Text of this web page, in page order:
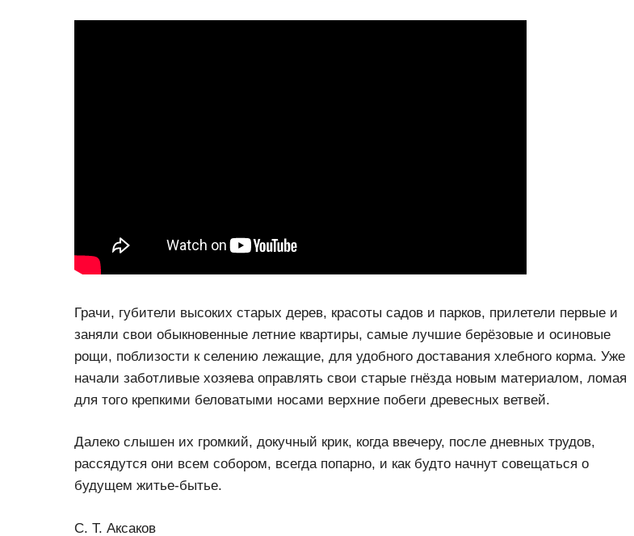
Грачи, губители высоких старых дерев, красоты садов и парков, прилетели первые и
заняли свои обыкновенные летние квартиры, самые лучшие берёзовые и осиновые
рощи, поблизости к селению лежащие, для удобного доставания хлебного корма. Уже
начали заботливые хозяева оправлять свои старые гнёзда новым материалом, ломая
для того крепкими беловатыми носами верхние побеги древесных ветвей.
Далеко слышен их громкий, докучный крик, когда ввечеру, после дневных трудов,
рассядутся они всем собором, всегда попарно, и как будто начнут совещаться о
будущем житье-бытье.
С. Т. Аксаков